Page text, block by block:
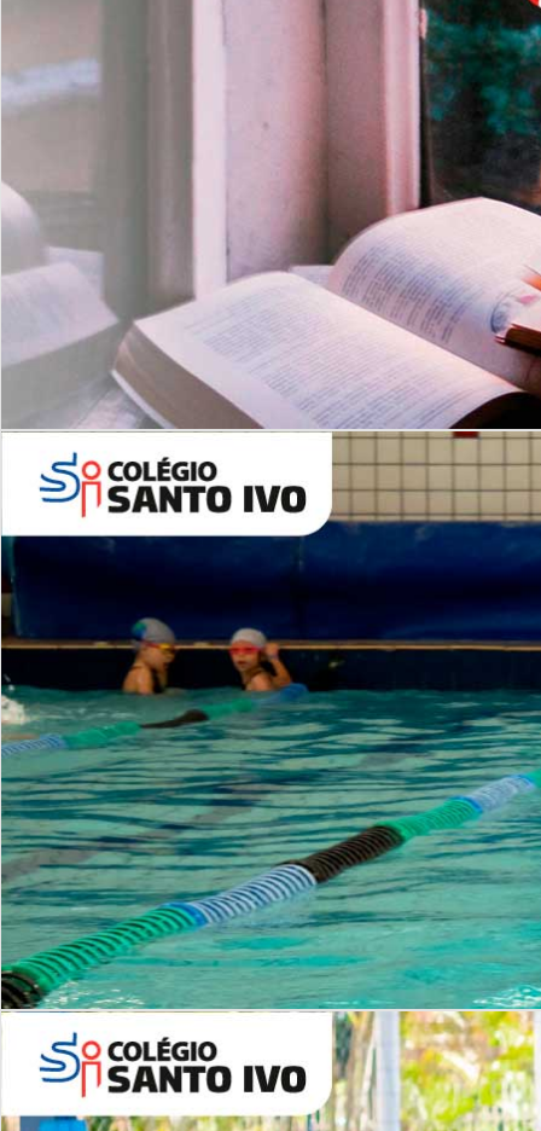
Leituras Literárias
Período Integral | Saiba mais
es
Com imersão Bilingue - Anos
Finais
6º AO 9º ANO FUNDAMENTAL
Inglês: Turmas Reduzidas
(Proficiência)
ALUNOS NOVOS
Entre em Contato
INSTITUCIONAL